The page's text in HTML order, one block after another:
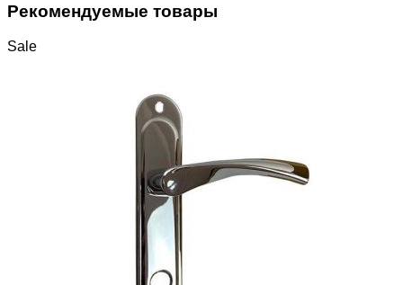
Рекомендуемые товары
Sale